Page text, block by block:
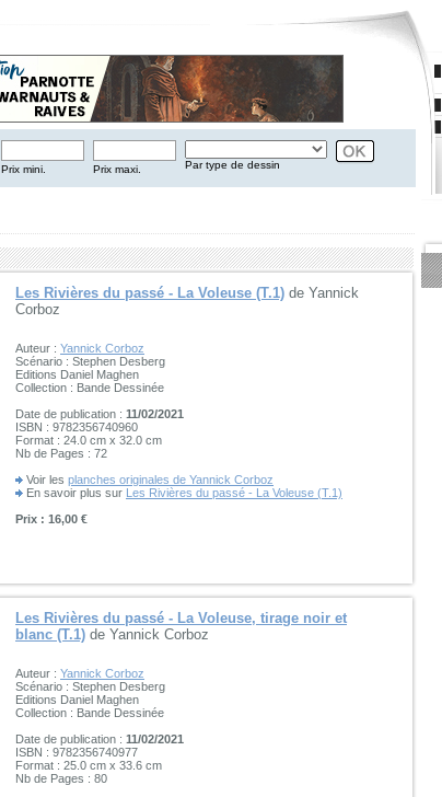
Prix mini. Prix maxi. Par type de dessin
Les Rivières du passé - La Voleuse (T.1) de Yannick
Corboz
Auteur : Yannick Corboz
Scénario : Stephen Desberg
Editions Daniel Maghen
Collection : Bande Dessinée
Date de publication : 11/02/2021
ISBN : 9782356740960
Format : 24.0 cm x 32.0 cm
Nb de Pages : 72
Voir les planches originales de Yannick Corboz
En savoir plus sur Les Rivières du passé - La Voleuse (T.1)
Prix : 16,00 €
Les Rivières du passé - La Voleuse, tirage noir et
blanc (T.1) de Yannick Corboz
Auteur : Yannick Corboz
Scénario : Stephen Desberg
Editions Daniel Maghen
Collection : Bande Dessinée
Date de publication : 11/02/2021
ISBN : 9782356740977
Format : 25.0 cm x 33.6 cm
Nb de Pages : 80